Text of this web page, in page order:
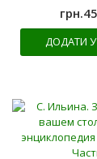
грн.
ДОДАТИ